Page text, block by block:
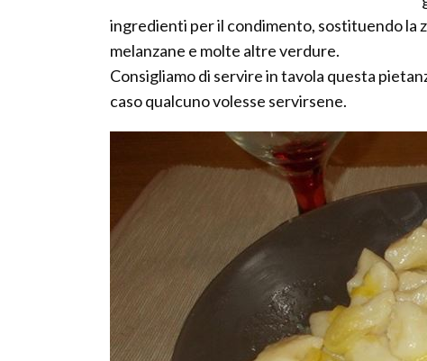
ingredienti per il condimento, sostituendo la
melanzane e molte altre verdure.
Consigliamo di servire in tavola questa
caso qualcuno volesse servirsene.